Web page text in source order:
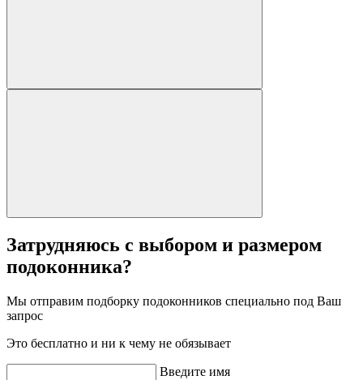
Затрудняюсь с выбором и размером
подоконника?
Мы отправим подборку подоконников специально под Ваш
запроc
Это бесплатно и ни к чему не обязывает
Введите имя